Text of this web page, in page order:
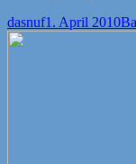
Autor
dasnufVeröffentlicht
1. April 2010